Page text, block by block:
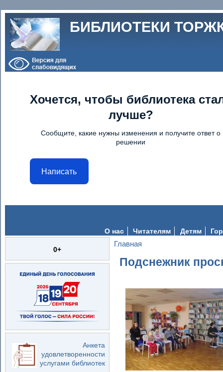
Перейти к основному содержанию
БИБЛИОТЕКИ
Хочется, чтобы библиотека
лучше?
Сообщите, какие нужны изменения и получите ответ о
решении
Написать
О нас Читателям Детям
0+
Анкета
удовлетворенности
услугами библиотек
Вы здесь
Главная
Подснежник